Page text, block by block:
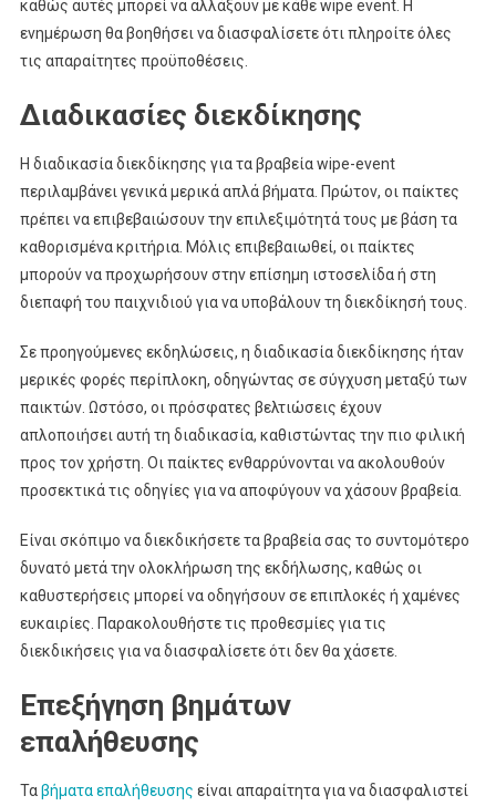
καθώς αυτές μπορεί να αλλάξουν με κάθε wipe event. Η
ενημέρωση θα βοηθήσει να διασφαλίσετε ότι πληροίτε όλες
τις απαραίτητες προϋποθέσεις.
Διαδικασίες διεκδίκησης
Η διαδικασία διεκδίκησης για τα βραβεία wipe-event
περιλαμβάνει γενικά μερικά απλά βήματα. Πρώτον, οι παίκτες
πρέπει να επιβεβαιώσουν την επιλεξιμότητά τους με βάση τα
καθορισμένα κριτήρια. Μόλις επιβεβαιωθεί, οι παίκτες
μπορούν να προχωρήσουν στην επίσημη ιστοσελίδα ή στη
διεπαφή του παιχνιδιού για να υποβάλουν τη διεκδίκησή τους.
Σε προηγούμενες εκδηλώσεις, η διαδικασία διεκδίκησης ήταν
μερικές φορές περίπλοκη, οδηγώντας σε σύγχυση μεταξύ των
παικτών. Ωστόσο, οι πρόσφατες βελτιώσεις έχουν
απλοποιήσει αυτή τη διαδικασία, καθιστώντας την πιο φιλική
προς τον χρήστη. Οι παίκτες ενθαρρύνονται να ακολουθούν
προσεκτικά τις οδηγίες για να αποφύγουν να χάσουν βραβεία.
Είναι σκόπιμο να διεκδικήσετε τα βραβεία σας το συντομότερο
δυνατό μετά την ολοκλήρωση της εκδήλωσης, καθώς οι
καθυστερήσεις μπορεί να οδηγήσουν σε επιπλοκές ή χαμένες
ευκαιρίες. Παρακολουθήστε τις προθεσμίες για τις
διεκδικήσεις για να διασφαλίσετε ότι δεν θα χάσετε.
Επεξήγηση βημάτων
επαλήθευσης
Ταβήματα επαλήθευσης είναι απαραίτητα για να διασφαλιστεί